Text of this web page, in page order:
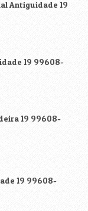
Antiguidade 19
19 99608-
19 99608-
19 99608-